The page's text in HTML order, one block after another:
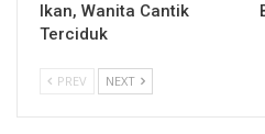
Ikan, Wanita Cantik
Terciduk
PREV NEXT